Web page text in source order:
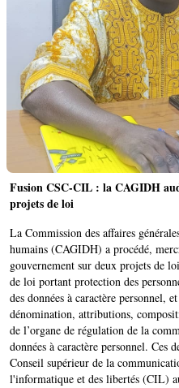
Fusion CSC-CIL : la CAGIDH
projets de loi
La Commission des affaires
humains (CAGIDH) a procédé,
gouvernement sur deux projets de
de loi portant protection des
des données à caractère personnel,
dénomination, attributions,
de l’organe de régulation de la
données à caractère personnel. Ces
Conseil supérieur de la
l'informatique et des libertés (CIL)